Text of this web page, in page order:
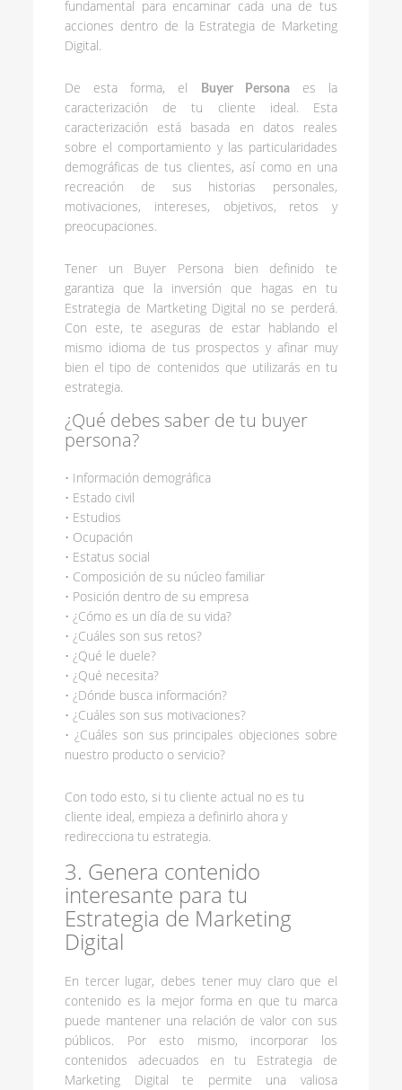
fundamental para encaminar cada una de tus
acciones dentro de la Estrategia de Marketing
Digital.
De esta forma, el Buyer Personaes la
caracterización de tu cliente ideal. Esta
caracterización está basada en datos reales
sobre el comportamiento y las particularidades
demográficas de tus clientes, así como en una
recreación de sus historias personales,
motivaciones, intereses, objetivos, retos y
preocupaciones.
Tener un Buyer Persona bien definido te
garantiza que la inversión que hagas en tu
Estrategia de Martketing Digital no se perderá.
Con este, te aseguras de estar hablando el
mismo idioma de tus prospectos y afinar muy
bien el tipo de contenidos que utilizarás en tu
estrategia.
¿Qué debes saber de tu buyer
persona?
• Información demográfica
• Estado civil
• Estudios
• Ocupación
• Estatus social
• Composición de su núcleo familiar
• Posición dentro de su empresa
• ¿Cómo es un día de su vida?
• ¿Cuáles son sus retos?
• ¿Qué le duele?
• ¿Qué necesita?
• ¿Dónde busca información?
• ¿Cuáles son sus motivaciones?
• ¿Cuáles son sus principales objeciones sobre
nuestro producto o servicio?
Con todo esto, si tu cliente actual no es tu
cliente ideal, empieza a definirlo ahora y
redirecciona tu estrategia.
3. Genera contenido
interesante para tu
Estrategia de Marketing
Digital
En tercer lugar, debes tener muy claro que el
contenido es la mejor forma en que tu marca
puede mantener una relación de valor con sus
públicos. Por esto mismo, incorporar los
contenidos adecuados en tu Estrategia de
Marketing Digital te permite una valiosa